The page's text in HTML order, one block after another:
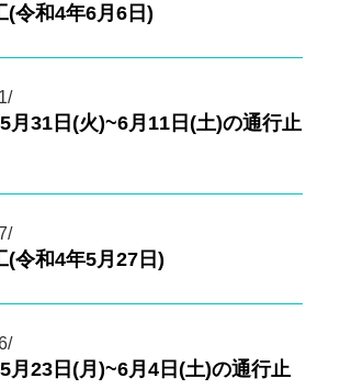
(令和4年6月6日)
月31日(火)~6月11日(土)の通行止
(令和4年5月27日)
月23日(月)~6月4日(土)の通行止